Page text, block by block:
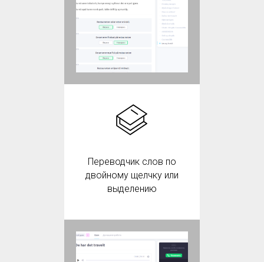
Переводчик слов по
двойному щелчку или
выделению